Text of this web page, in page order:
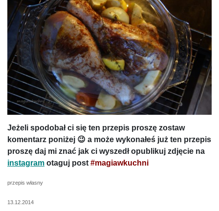
Jeżeli spodobał ci się ten przepis proszę zostaw
komentarz poniżej 😉 a może wykonałeś już ten przepis
proszę daj mi znać jak ci wyszedł opublikuj zdjęcie na
instagram otaguj post #magiawkuchni
przepis własny
13.12.2014